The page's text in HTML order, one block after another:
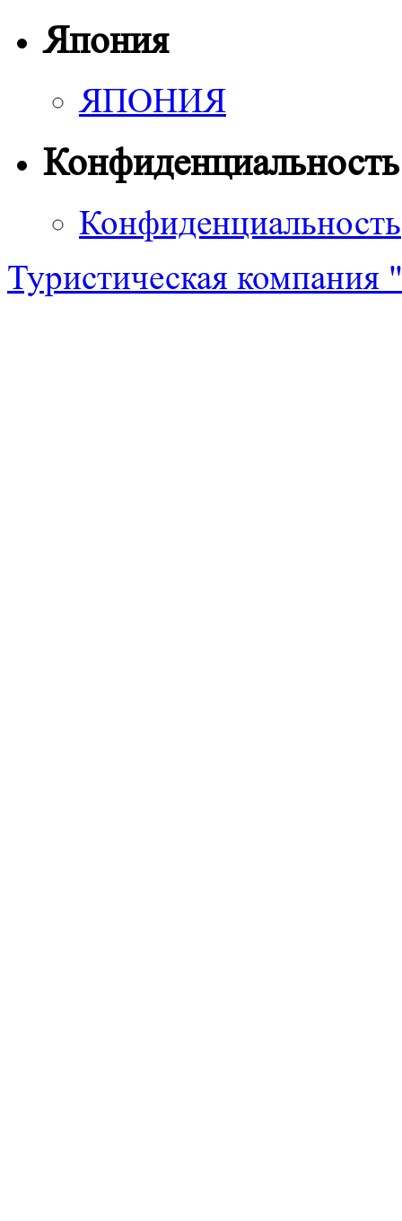
Япония
ЯПОНИЯ
Конфиденциальность
Конфиденциальность
Туристическая